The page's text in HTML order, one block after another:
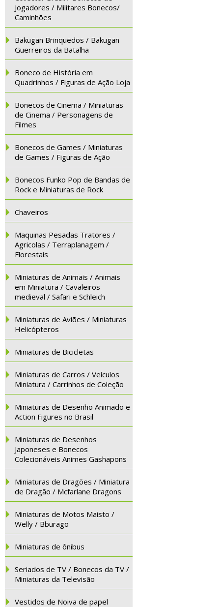
Jogadores / Militares Bonecos/
Caminhões
Bakugan Brinquedos / Bakugan
Guerreiros da Batalha
Boneco de História em
Quadrinhos / Figuras de Ação Loja
Bonecos de Cinema / Miniaturas
de Cinema / Personagens de
Filmes
Bonecos de Games / Miniaturas
de Games / Figuras de Ação
Bonecos Funko Pop de Bandas de
Rock e Miniaturas de Rock
Chaveiros
Maquinas Pesadas Tratores /
Agricolas / Terraplanagem /
Florestais
Miniaturas de Animais / Animais
em Miniatura / Cavaleiros
medieval / Safari e Schleich
Miniaturas de Aviões / Miniaturas
Helicópteros
Miniaturas de Bicicletas
Miniaturas de Carros / Veículos
Miniatura / Carrinhos de Coleção
Miniaturas de Desenho Animado e
Action Figures no Brasil
Miniaturas de Desenhos
Japoneses e Bonecos
Colecionáveis Animes Gashapons
Miniaturas de Dragões / Miniatura
de Dragão / Mcfarlane Dragons
Miniaturas de Motos Maisto /
Welly / Bburago
Miniaturas de ônibus
Seriados de TV / Bonecos da TV /
Miniaturas da Televisão
Vestidos de Noiva de papel